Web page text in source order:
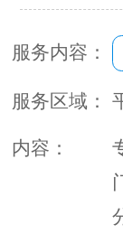
服务内容：
服务区域：
内容：